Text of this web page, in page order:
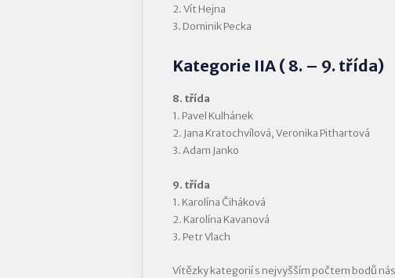
2. Vít Hejna
3. Dominik Pecka
Kategorie IIA ( 8. – 9. třída)
8. třída
1. Pavel Kulhánek
2. Jana Kratochvílová, Veronika Pithartová
3. Adam Janko
9. třída
1. Karolína Čiháková
2. Karolína Kavanová
3. Petr Vlach
Vítězky kategorií s nejvyšším počtem bodů